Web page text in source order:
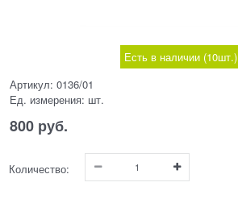
Есть в наличии (10шт.)
Артикул: 0136/01
Ед. измерения: шт.
800 руб.
Количество: